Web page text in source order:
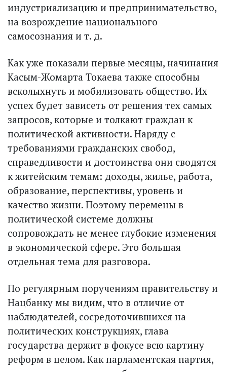
индустриализацию и предпринимательство,
на возрождение национального
самосознания и т. д.
Как уже показали первые месяцы, начинания
Касым-Жомарта Токаева также способны
всколыхнуть и мобилизовать общество. Их
успех будет зависеть от решения тех самых
запросов, которые и толкают граждан к
политической активности. Наряду с
требованиями гражданских свобод,
справедливости и достоинства они сводятся
к житейским темам: доходы, жилье, работа,
образование, перспективы, уровень и
качество жизни. Поэтому перемены в
политической системе должны
сопровождать не менее глубокие изменения
в экономической сфере. Это большая
отдельная тема для разговора.
По регулярным поручениям правительству и
Нацбанку мы видим, что в отличие от
наблюдателей, сосредоточившихся на
политических конструкциях, глава
государства держит в фокусе всю картину
реформ в целом. Как парламентская партия,